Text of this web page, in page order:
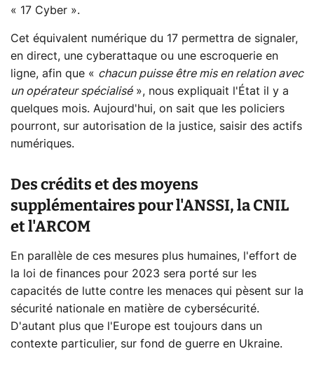
« 17 Cyber ».
Cet équivalent numérique du 17 permettra de signaler,
en direct, une cyberattaque ou une escroquerie en
ligne, afin que « chacun puisse être mis en relation avec
un opérateur spécialisé», nous expliquait l'État il y a
quelques mois. Aujourd'hui, on sait que les policiers
pourront, sur autorisation de la justice, saisir des actifs
numériques.
Des crédits et des moyens
supplémentaires pour l'ANSSI, la CNIL
et l'ARCOM
En parallèle de ces mesures plus humaines, l'effort de
la loi de finances pour 2023 sera porté sur les
capacités de lutte contre les menaces qui pèsent sur la
sécurité nationale en matière de cybersécurité.
D'autant plus que l'Europe est toujours dans un
contexte particulier, sur fond de guerre en Ukraine.